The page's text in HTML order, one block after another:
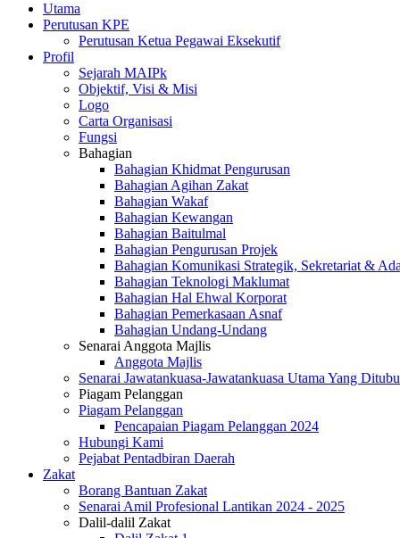
Utama
Perutusan KPE
Perutusan Ketua Pegawai Eksekutif
Profil
Sejarah MAIPk
Objektif, Visi & Misi
Logo
Carta Organisasi
Fungsi
Bahagian
Bahagian Khidmat Pengurusan
Bahagian Agihan Zakat
Bahagian Wakaf
Bahagian Kewangan
Bahagian Baitulmal
Bahagian Pengurusan Projek
Bahagian Komunikasi Strategik, Sekretariat &
Bahagian Teknologi Maklumat
Bahagian Hal Ehwal Korporat
Bahagian Pemerkasaan Asnaf
Bahagian Undang-Undang
Senarai Anggota Majlis
Anggota Majlis
Senarai Jawatankuasa-Jawatankuasa Utama Yang
Piagam Pelanggan
Piagam Pelanggan
Pencapaian Piagam Pelanggan 2024
Hubungi Kami
Pejabat Pentadbiran Daerah
Zakat
Borang Bantuan Zakat
Senarai Amil Profesional Lantikan 2024 - 2025
Dalil-dalil Zakat